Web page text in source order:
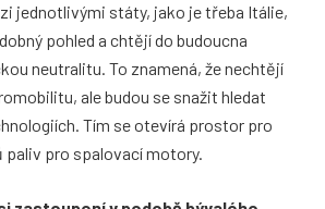
jednotlivými státy, jako je třeba Itálie,
pohled a chtějí do budoucna
neutralitu. To znamená, že nechtějí
ale budou se snažit hledat
Tím se otevírá prostor pro
paliv pro spalovací motory.